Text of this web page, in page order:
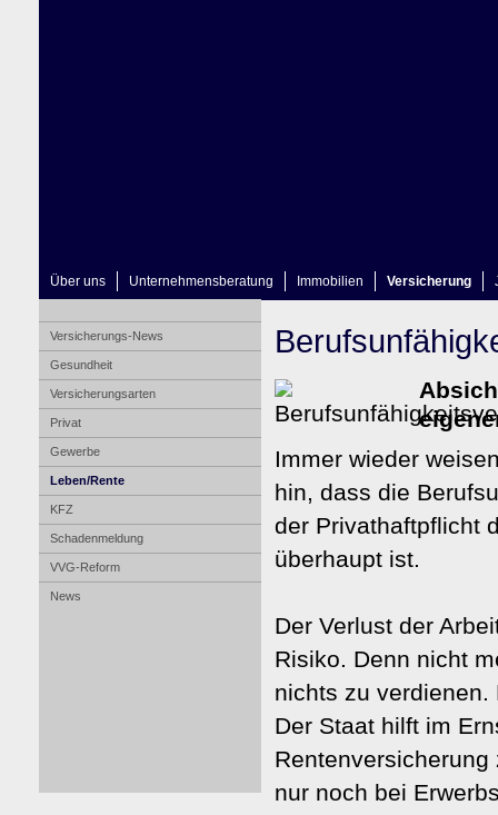
Über uns Unternehmensberatung Immobilien Versicherung
Versicherungs-News
Gesundheit
Versicherungsarten
Privat
Gewerbe
Leben/Rente
KFZ
Schadenmeldung
VVG-Reform
News
Immer wieder
hin, dass die
der Privathaftpflicht
überhaupt ist.
Der Verlust der
Risiko. Denn nicht
nichts zu
Der Staat hilft im
nur noch bei